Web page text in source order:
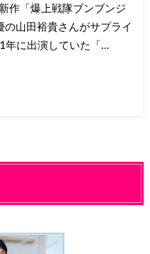
作「爆上戦隊ブンブンジ
山田裕貴さんがサプライ
年に出演していた「…